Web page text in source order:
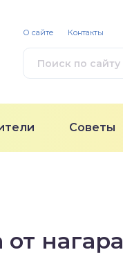
Советы
О сайте Контакты
нагара